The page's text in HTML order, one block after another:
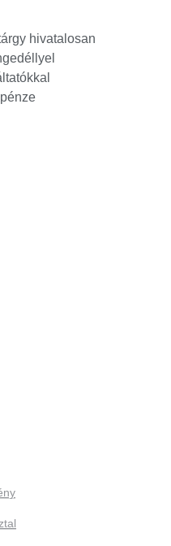
hivatalosan